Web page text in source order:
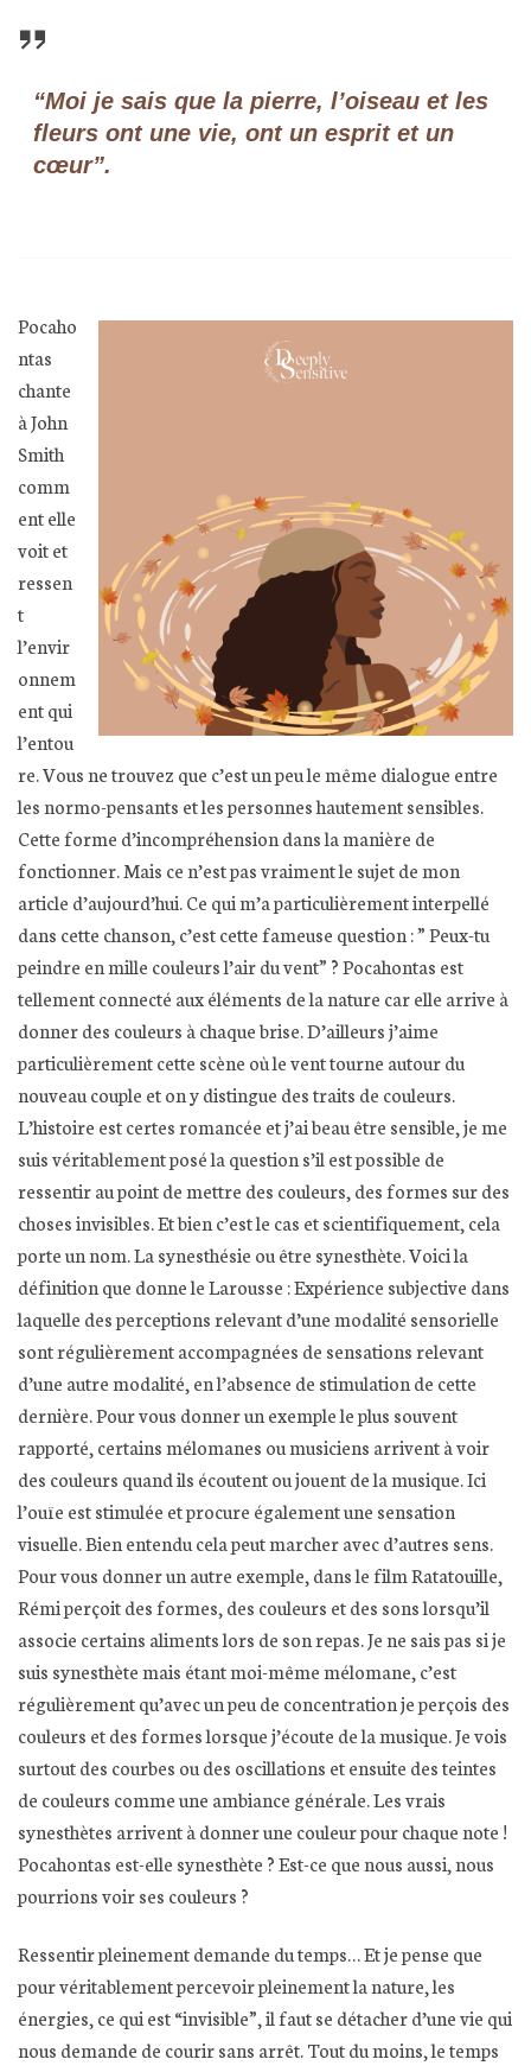
“Moi je sais que la pierre, l’oiseau et les
fleurs ont une vie, ont un esprit et un
cœur”.
Pocaho
ntas
chante
à John
Smith
comm
ent elle
voit et
ressen
t
l’envir
onnem
ent qui
l’entou
re. Vous ne trouvez que c’est un peu le même dialogue entre
les normo-pensants et les personnes hautement sensibles.
Cette forme d’incompréhension dans la manière de
fonctionner. Mais ce n’est pas vraiment le sujet de mon
article d’aujourd’hui. Ce qui m’a particulièrement interpellé
dans cette chanson, c’est cette fameuse question : ” Peux-tu
peindre en mille couleurs l’air du vent” ? Pocahontas est
tellement connecté aux éléments de la nature car elle arrive à
donner des couleurs à chaque brise. D’ailleurs j’aime
particulièrement cette scène où le vent tourne autour du
nouveau couple et on y distingue des traits de couleurs.
L’histoire est certes romancée et j’ai beau être sensible, je me
suis véritablement posé la question s’il est possible de
ressentir au point de mettre des couleurs, des formes sur des
choses invisibles. Et bien c’est le cas et scientifiquement, cela
porte un nom. La synesthésie ou être synesthète. Voici la
définition que donne le Larousse : Expérience subjective dans
laquelle des perceptions relevant d’une modalité sensorielle
sont régulièrement accompagnées de sensations relevant
d’une autre modalité, en l’absence de stimulation de cette
dernière. Pour vous donner un exemple le plus souvent
rapporté, certains mélomanes ou musiciens arrivent à voir
des couleurs quand ils écoutent ou jouent de la musique. Ici
l’ouïe est stimulée et procure également une sensation
visuelle. Bien entendu cela peut marcher avec d’autres sens.
Pour vous donner un autre exemple, dans le film Ratatouille,
Rémi perçoit des formes, des couleurs et des sons lorsqu’il
associe certains aliments lors de son repas. Je ne sais pas si je
suis synesthète mais étant moi-même mélomane, c’est
régulièrement qu’avec un peu de concentration je perçois des
couleurs et des formes lorsque j’écoute de la musique. Je vois
surtout des courbes ou des oscillations et ensuite des teintes
de couleurs comme une ambiance générale. Les vrais
synesthètes arrivent à donner une couleur pour chaque note !
Pocahontas est-elle synesthète ? Est-ce que nous aussi, nous
pourrions voir ses couleurs ?
Ressentir pleinement demande du temps… Et je pense que
pour véritablement percevoir pleinement la nature, les
énergies, ce qui est “invisible”, il faut se détacher d’une vie qui
nous demande de courir sans arrêt. Tout du moins, le temps